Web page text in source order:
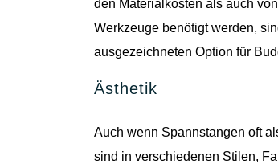
den Materialkosten als auch
Werkzeuge benötigt werden,
ausgezeichneten Option für
Ästhetik
Auch wenn Spannstangen oft
sind in verschiedenen Stilen,